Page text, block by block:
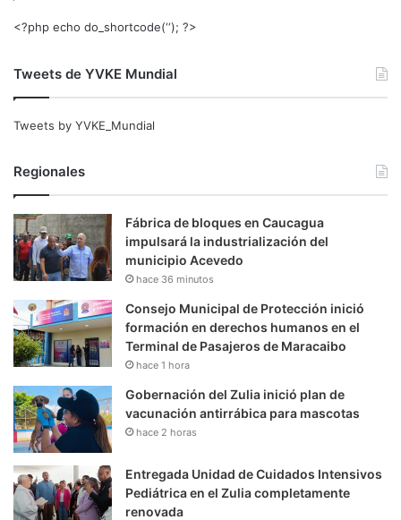
<?php echo do_shortcode(‘‘); ?>
Tweets de YVKE Mundial
Tweets by YVKE_Mundial
Regionales
Fábrica de bloques en Caucagua
impulsará la industrialización del
municipio Acevedo
hace 36 minutos
Consejo Municipal de Protección inició
formación en derechos humanos en el
Terminal de Pasajeros de Maracaibo
hace 1 hora
Gobernación del Zulia inició plan de
vacunación antirrábica para mascotas
hace 2 horas
Entregada Unidad de Cuidados Intensivos
Pediátrica en el Zulia completamente
renovada